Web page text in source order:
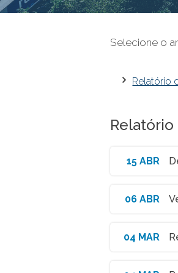
Selecione o
Relatório
15 ABR
06 ABR
04 MAR